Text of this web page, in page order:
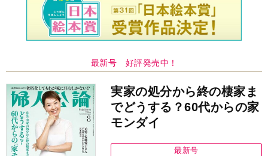
最新号 好評発売中！
実家の処分から終の棲家ま
でどうする？60代からの家
モンダイ
最新号